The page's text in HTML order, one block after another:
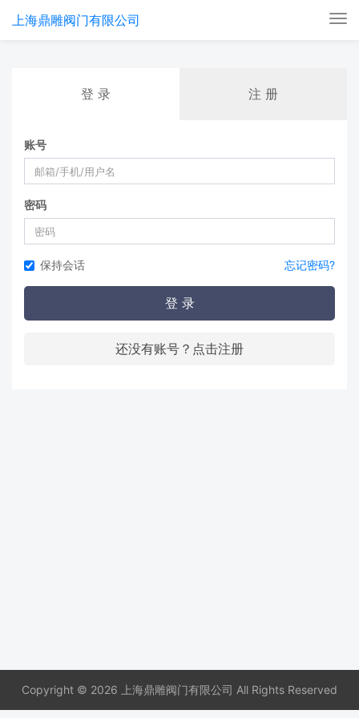
上海鼎雕阀门有限公司
登 录 注 册
账号
密码
保持会话 忘记密码?
登 录
还没有账号？点击注册
Copyright © 2026 上海鼎雕阀门有限公司 All Rights Reserved